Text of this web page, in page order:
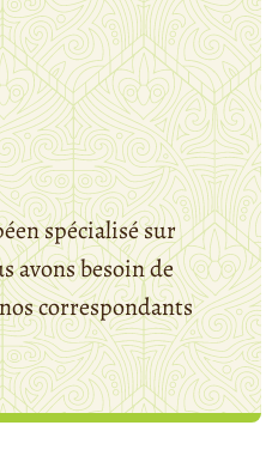
spécialisé sur
avons besoin de
correspondants